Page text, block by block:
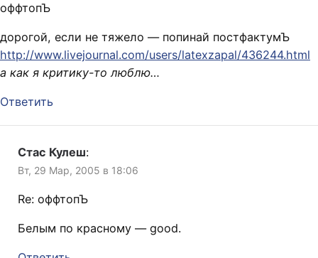
оффтопЪ
дорогой, если не тяжело — попинай постфактумЪ
http://www.livejournal.com/users/latexzapal/436244.html
а как я критику-то люблю…
Ответить
Стас Кулеш:
Вт, 29 Мар, 2005 в 18:06
Re: оффтопЪ
Белым по красному — good.